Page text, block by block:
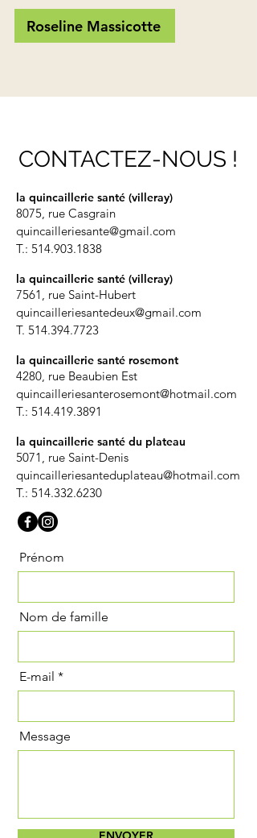
Roseline Massicotte
CONTACTEZ-NOUS !
la quincaillerie santé (villeray)
8075, rue Casgrain
quincailleriesante@gmail.com
T.: 514.903.1838
la quincaillerie santé (villeray)
7561, rue Saint-Hubert
quincailleriesantedeux@gmail.com
T. 514.394.7723
la quincaillerie santé rosemont
4280, rue Beaubien Est
quincailleriesanterosemont@hotmail.com
T.: 514.419.3891
la quincaillerie santé du plateau
5071, rue Saint-Denis
quincailleriesanteduplateau@hotmail.com
T.: ​​514.332.6230
Prénom
Nom de famille
E-mail
Message